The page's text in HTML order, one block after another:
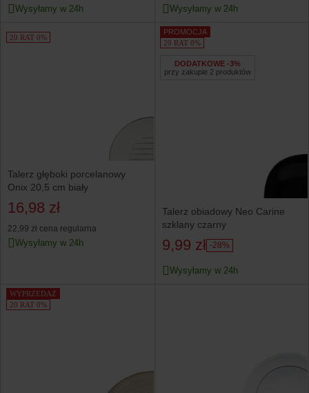
Wysyłamy w 24h Wysyłamy w 24h
20 RAT 0%
Talerz głęboki porcelanowy
Onix 20,5 cm biały
16,98 zł
22,99 zł cena regularna
Wysyłamy w 24h
PROMOCJA
20 RAT 0%
DODATKOWE -3%
przy zakupie 2 produktów
Talerz obiadowy Neo Carine
szklany czarny
9,99 zł -28%
Wysyłamy w 24h
WYPRZEDAŻ
20 RAT 0%